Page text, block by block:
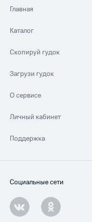
Главная
Каталог
Скопируй гудок
Загрузи гудок
О сервисе
Личный кабинет
Поддержка
Социальные сети